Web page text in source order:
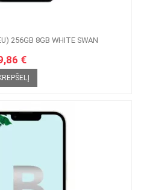
256GB 8GB WHITE SWAN
€